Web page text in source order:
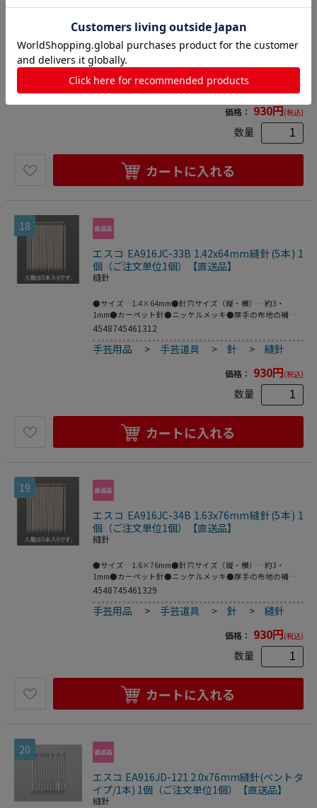
個（ご注文単位1個）【直送品】
●サイズ…1.2×54mm●針穴サイズ（縦・横）…約2.2・
1mm●カーペット針●ニッケルメッキ●厚手の布地の補修
に●入数は5本入りです。●梱包サイズ:120×1×50●梱包重
量3g
4548745461305
手芸用品 >手芸道具>針>
価格： 930円(税込)
数量
カートに入れる
18
エスコ EA916JC-33B 1.42x64mm縫針(5本) 1
個（ご注文単位1個）【直送品】
縫針
●サイズ…1.4×64mm●針穴サイズ（縦・横）…約3・
1mm●カーペット針●ニッケルメッキ●厚手の布地の補修
に●入数は5本入りです。●梱包サイズ:106×2×50●梱包重
4548745461312
手芸用品 > 手芸道具 >針 >縫針
価格： 930円(税込)
数量
カートに入れる
19
エスコ EA916JC-34B 1.63x76mm縫針(5本) 1
個（ご注文単位1個）【直送品】
縫針
●サイズ…1.6×76mm●針穴サイズ（縦・横）…約3・
1mm●カーペット針●ニッケルメッキ●厚手の布地の補修
に●入数は5本入りです。●梱包サイズ:100×2×50●梱包重
4548745461329
手芸用品 > 手芸道具 >針 >縫針
価格： 930円(税込)
数量
カートに入れる
20
エスコ EA916JD-121 2.0x76mm縫針(ベントタ
イプ/1本) 1個（ご注文単位1個）【直送品】
縫針